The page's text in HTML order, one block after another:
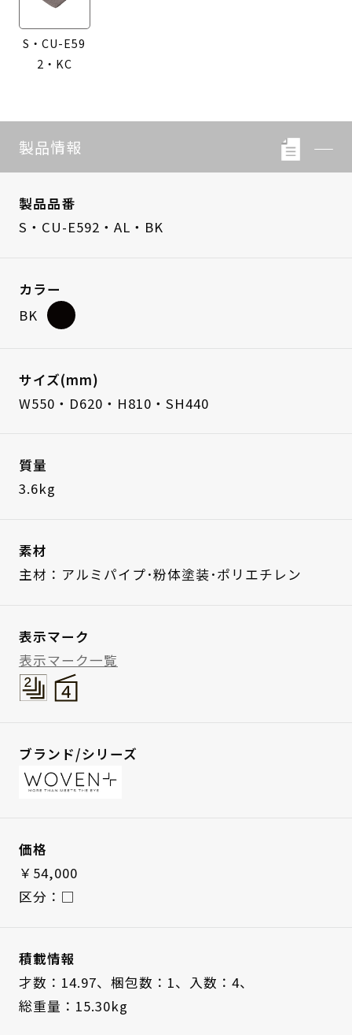
S・CU-E59
2・KC
製品情報
製品品番
S・CU-E592・AL・BK
カラー
BK
サイズ(mm)
W550・D620・H810・SH440
質量
3.6kg
素材
主材：アルミパイプ･粉体塗装･ポリエチレン
表示マーク
表示マーク一覧
ブランド/シリーズ
価格
￥54,000
区分：□
積載情報
才数：14.97、 梱包数：1、
入数：4、
総重量：15.30kg